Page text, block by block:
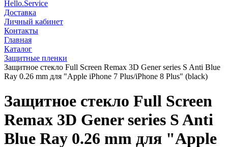
Hello.Service
Доставка
Личный кабинет
Контакты
Главная
Каталог
Защитные пленки
Защитное стекло Full Screen Remax 3D Gener series S Anti Blue
Ray 0.26 mm для "Apple iPhone 7 Plus/iPhone 8 Plus" (black)
Защитное стекло Full Screen
Remax 3D Gener series S Anti
Blue Ray 0.26 mm для "Apple